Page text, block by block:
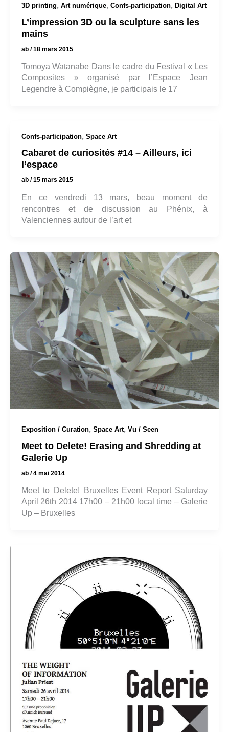
3D printing, Art numérique, Confs-participation, Digital Art
L’impression 3D ou la sculpture sans les
mains
ab /18 mars 2015
Tomoya Watanabe Dans le cadre du Festival « Les
Composites » organisé par l’Espace Jean
Legendre à Compiègne, je participais le 17
Confs-participation, Space Art
Cabaret de curiosités #14 – Ailleurs, ici
l’espace
ab /15 mars 2015
En ce vendredi 13 mars, beau moment de
rencontres et de discussion au Phénix, à
Valenciennes autour de l’art et
Exposition / Curation, Space Art, Vu / Seen
Meet to Delete! Erasing and Shredding at
Galerie Up
ab /4 mai 2014
Meet to Delete! Bruxelles Event Report Saturday
April 26th 2014 17h00 – 21h00 local time – Galerie
Up – Bruxelles